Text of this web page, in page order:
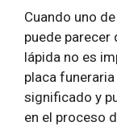
Cuando uno
puede parecer
lápida no es
placa
significado y
en el proceso